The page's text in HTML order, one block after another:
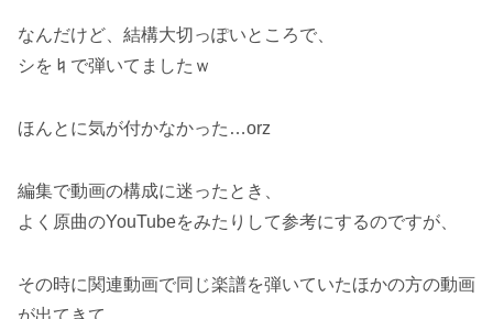
なんだけど、結構大切っぽいところで、
シを♮で弾いてましたｗ
ほんとに気が付かなかった…orz
編集で動画の構成に迷ったとき、
よく原曲のYouTubeをみたりして参考にするのですが、
その時に関連動画で同じ楽譜を弾いていたほかの方の動画
が出てきて、